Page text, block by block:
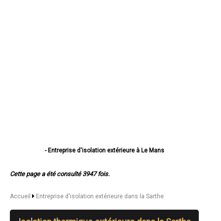
- Entreprise d'isolation extérieure à Le Mans
- Entreprise d'isolation extérieure à Allonnes
- Entreprise d'isolation extérieure à Coulaines
Cette page a été consulté 3947 fois.
Accueil Entreprise d'isolation extérieure dans la Sarthe